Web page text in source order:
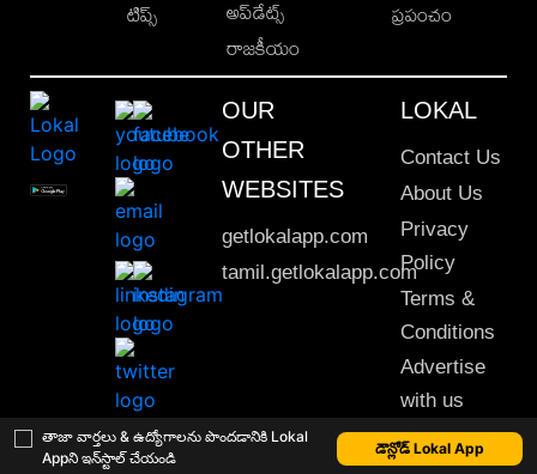
తాజా వార్తలు & ఉద్యోగాలను పొందడానికి Lokal
Appని ఇన్‌స్టాల్ చేయండి
డౌన్లోడ్ Lokal App
టిప్స్
అప్‌డేట్స్
రాజకీయం
ప్రపంచం
OUR
OTHER
WEBSITES
getlokalapp.com
tamil.getlokalapp.com
LOKAL
Contact Us
About Us
Privacy
Policy
Terms &
Conditions
Advertise
with us
Sitemap
This material may not be published, transmitted, rewritten or redistributed. © 2020 Lokal App. All rights reserved.